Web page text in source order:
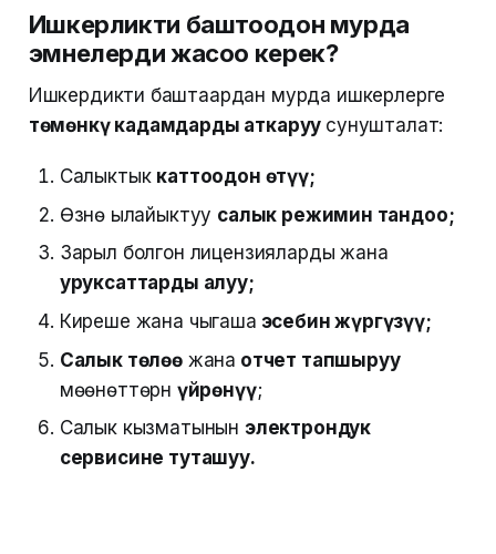
Ишкерликти баштоодон мурда
эмнелерди жасоо керек?
Ишкердикти баштаардан мурда ишкерлерге
төмөнкү кадамдарды аткаруу сунушталат:
Салыктык каттоодон өтүү;
Өзүнө ылайыктуу салык режимин тандоо;
Зарыл болгон лицензияларды жана
уруксаттарды алуу;
Киреше жана чыгаша эсебин жүргүзүү;
Салык төлөөжана отчет тапшыруу
мөөнөттөрүн үйрөнүү;
Салык кызматынын электрондук
сервисине туташуу.